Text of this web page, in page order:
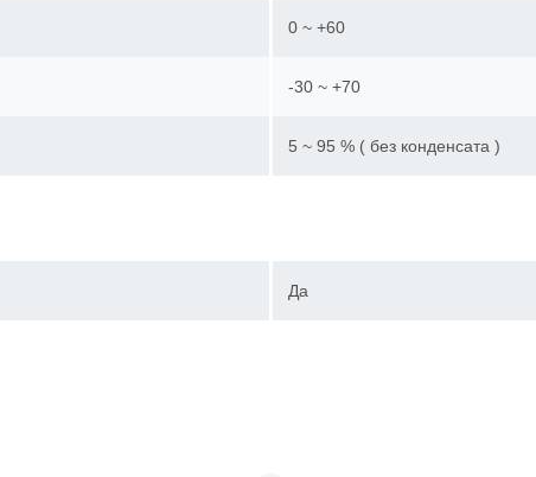
0 ~ +60
-30 ~ +70
5 ~ 95 % ( без конденсата )
Да